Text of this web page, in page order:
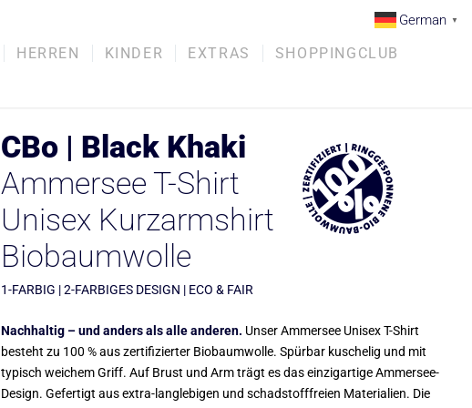
German ▼
HERREN KINDER EXTRAS SHOPPINGCLUB
CBo | Black Khaki
Ammersee T-Shirt
Unisex Kurzarmshirt
Biobaumwolle
1-FARBIG | 2-FARBIGES DESIGN | ECO & FAIR
Nachhaltig – und anders als alle anderen. Unser Ammersee Unisex T-Shirt
besteht zu 100 % aus zertifizierter Biobaumwolle. Spürbar kuschelig und mit
typisch weichem Griff. Auf Brust und Arm trägt es das einzigartige Ammersee-
Design. Gefertigt aus extra-langlebigen und schadstofffreien Materialien. Die